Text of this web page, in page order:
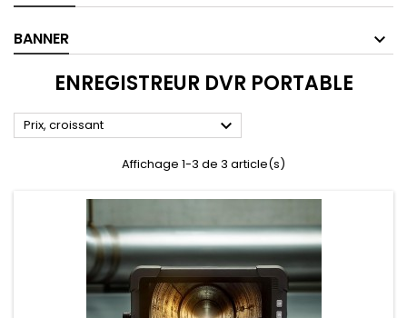
BANNER
ENREGISTREUR DVR PORTABLE
Prix, croissant 
Affichage 1-3 de 3 article(s)